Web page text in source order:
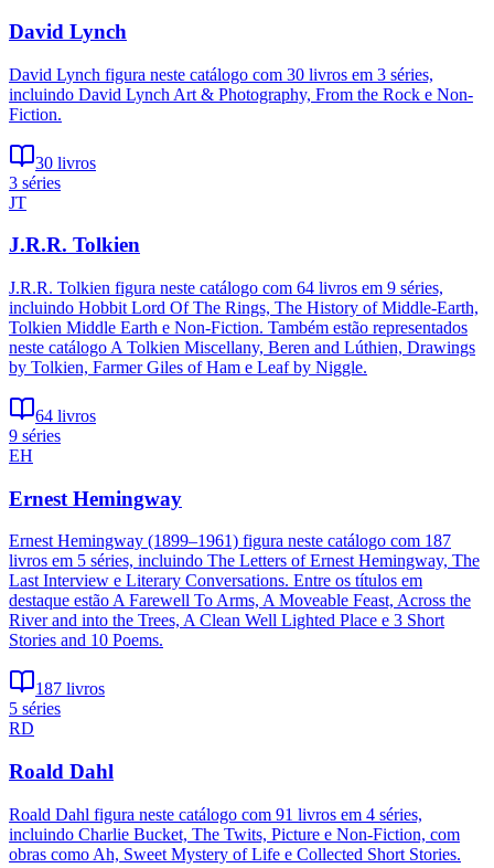
David Lynch
David Lynch figura neste catálogo com 30 livros em 3 séries,
incluindo David Lynch Art & Photography, From the Rock e Non-
Fiction.
30 livros
3 séries
JT
J.R.R. Tolkien
J.R.R. Tolkien figura neste catálogo com 64 livros em 9 séries,
incluindo Hobbit Lord Of The Rings, The History of Middle-Earth,
Tolkien Middle Earth e Non-Fiction. Também estão representados
neste catálogo A Tolkien Miscellany, Beren and Lúthien, Drawings
by Tolkien, Farmer Giles of Ham e Leaf by Niggle.
64 livros
9 séries
EH
Ernest Hemingway
Ernest Hemingway (1899–1961) figura neste catálogo com 187
livros em 5 séries, incluindo The Letters of Ernest Hemingway, The
Last Interview e Literary Conversations. Entre os títulos em
destaque estão A Farewell To Arms, A Moveable Feast, Across the
River and into the Trees, A Clean Well Lighted Place e 3 Short
Stories and 10 Poems.
187 livros
5 séries
RD
Roald Dahl
Roald Dahl figura neste catálogo com 91 livros em 4 séries,
incluindo Charlie Bucket, The Twits, Picture e Non-Fiction, com
obras como Ah, Sweet Mystery of Life e Collected Short Stories.